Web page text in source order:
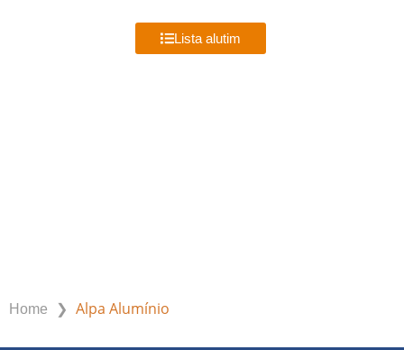
Lista alutim
Home ❯ Alpa Alumínio